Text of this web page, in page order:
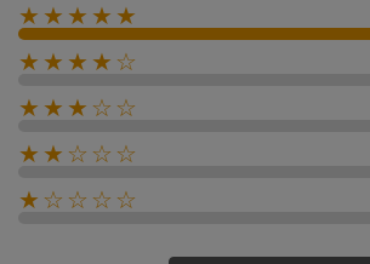
★★★★★
★★★★☆
★★★☆☆
★★☆☆☆
★☆☆☆☆